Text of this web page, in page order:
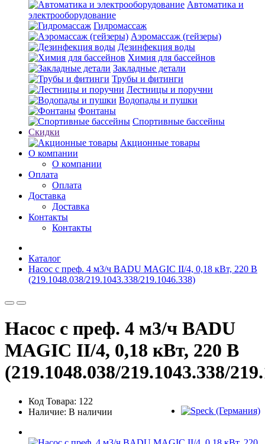
Автоматика и
электрооборудование
Гидромассаж
Аэромассаж (гейзеры)
Дезинфекция воды
Химия для бассейнов
Закладные детали
Трубы и фитинги
Лестницы и поручни
Водопады и пушки
Фонтаны
Спортивные бассейны
Скидки
Акционные товары
О компании
О компании
Оплата
Оплата
Доставка
Доставка
Контакты
Контакты
Каталог
Насос с преф. 4 м3/ч BADU MAGIC II/4, 0,18 кВт, 220 В
(219.1048.038/219.1043.338/219.1046.338)
Насос с преф. 4 м3/ч BADU
MAGIC II/4, 0,18 кВт, 220 В
(219.1048.038/219.1043.338/
Код Товара: 122
Наличие: В наличии